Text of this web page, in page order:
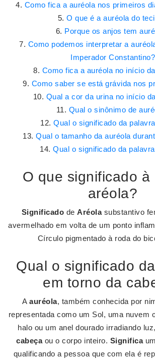
Como fica a auréola nos primeiros
O que é a auréola do
Porque os anjos tem
Como podemos interpretar a
Imperador Constantino?
Como fica a auréola no início
Como saber se está grávida nos
Qual a cor da urina no início
Qual o sinônimo de
Qual o significado da
Qual o tamanho da auréola
Qual o significado da
O que significado à
aréola?
Significado de Aréolasubstantivo
avermelhado em volta de um ponto
Círculo pigmentado à roda do
Qual o significado
em torno da
A auréola, também conhecida por
representada como um Sol, uma nuvem
halo ou um anel dourado irradiando
cabeçaou o corpo inteiro. Significa
qualificando a pessoa que com ela é